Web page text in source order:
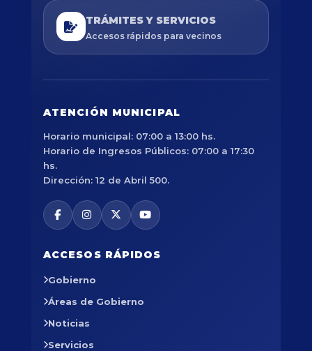
TRÁMITES Y SERVICIOS
Accesos rápidos para vecinos
ATENCIÓN MUNICIPAL
Horario municipal: 07:00 a 13:00 hs.
Horario de Ingresos Públicos: 07:00 a 17:30
hs.
Dirección: 12 de Abril 500.
ACCESOS RÁPIDOS
Gobierno
Áreas de Gobierno
Noticias
Servicios